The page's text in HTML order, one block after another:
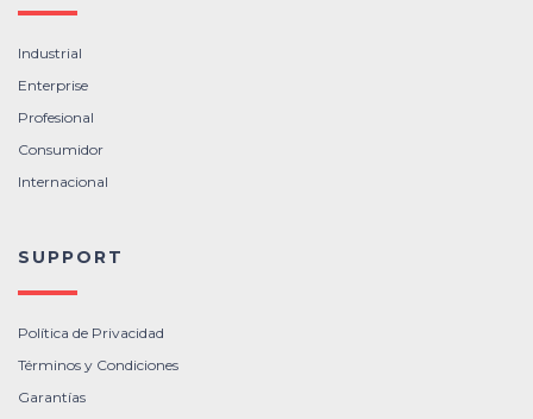
Industrial
Enterprise
Profesional
Consumidor
Internacional
SUPPORT
Política de Privacidad
Términos y Condiciones
Garantías